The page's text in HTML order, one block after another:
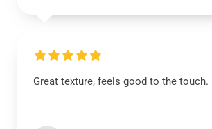
Great texture, feels good to the touch.